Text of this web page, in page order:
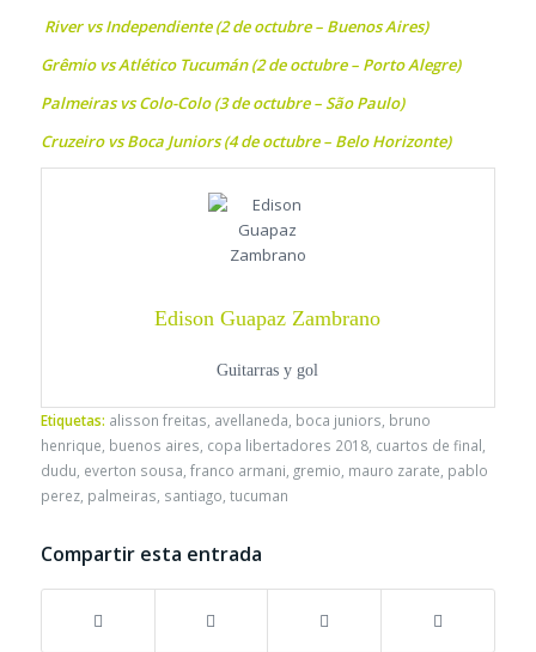
River vs Independiente (2 de octubre – Buenos Aires)
Grêmio vs Atlético Tucumán (2 de octubre – Porto Alegre)
Palmeiras vs Colo-Colo (3 de octubre – São Paulo)
Cruzeiro vs Boca Juniors (4 de octubre – Belo Horizonte)
Edison Guapaz Zambrano
Guitarras y gol
Etiquetas: alisson freitas avellaneda boca juniors bruno
henrique buenos aires copa libertadores 2018, cuartos de final
dudu everton sousa franco armani gremio mauro zarate pablo
perez, palmeiras santiago tucuman
Compartir esta entrada